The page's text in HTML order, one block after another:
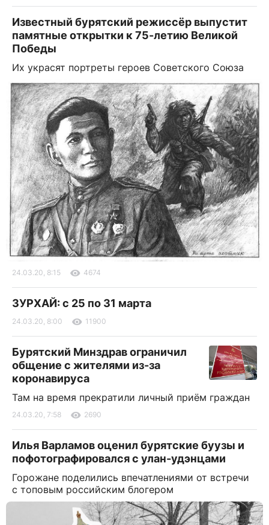
Известный бурятский режиссёр выпустит
памятные открытки к 75-летию Великой
Победы
Их украсят портреты героев Советского Союза
24.03.20, 8:15 4674
ЗУРХАЙ: с 25 по 31 марта
24.03.20, 8:00 11900
Бурятский Минздрав ограничил
общение с жителями из-за
коронавируса
Там на время прекратили личный приём граждан
24.03.20, 7:58 2690
Илья Варламов оценил бурятские буузы и
пофотографировался с улан-удэнцами
Горожане поделились впечатлениями от встречи
с топовым российским блогером